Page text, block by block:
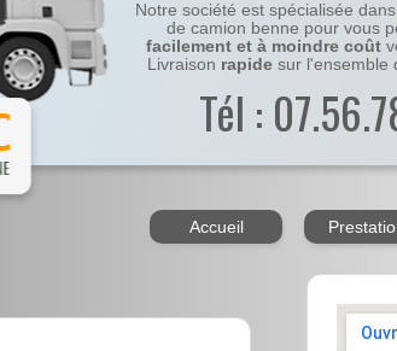
Notre société est spécialisée
de camion benne pour vous
facilement et à moindre coût
Livraison rapidesur l'ensemble
Tél :
Accueil